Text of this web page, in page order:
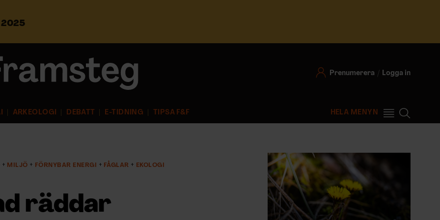
Prenumerera Logga in
ARKEOLOGI DEBATT E-TIDNING TIPSA F&F HELA MENYN
r
MILJÖ FÖRNYBAR ENERGI FÅGLAR EKOLOGI
räddar